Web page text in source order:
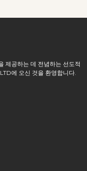
제공하는 데 전념하는 선도적
에 오신 것을 환영합니다.